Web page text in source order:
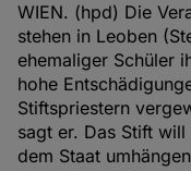
WIEN. (hpd) Die
stehen in Leoben
ehemaliger Schüler
hohe
Stiftspriestern
sagt er. Das Stift
dem Staat